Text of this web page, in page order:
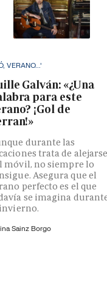
VERANO...'
Galván: «¿Una
para este
¡Gol de
durante las
trata de
móvil, no siempre lo
Asegura que el
perfecto es el que
se imagina
Sainz Borgo